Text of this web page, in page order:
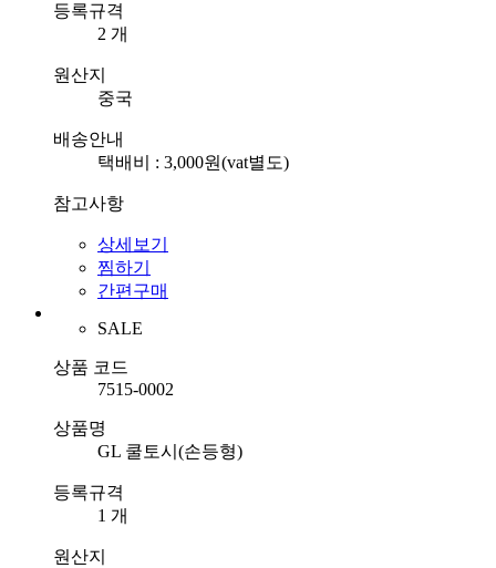
등록규격
2 개
원산지
중국
배송안내
택배비 : 3,000원(vat별도)
참고사항
상세보기
찜하기
간편구매
SALE
상품 코드
7515-0002
상품명
GL 쿨토시(손등형)
등록규격
1 개
원산지